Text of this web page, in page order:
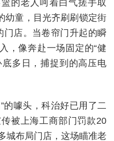
的老人呵着白气搓手取
幼童，目光齐刷刷锁定街
门店。当卷帘门升起的瞬
，像奔赴一场固定的“健
多日，捕捉到的高压电
的噱头，科治好已用了二
被上海工商部门罚款20
城布局门店，这场瞄准老